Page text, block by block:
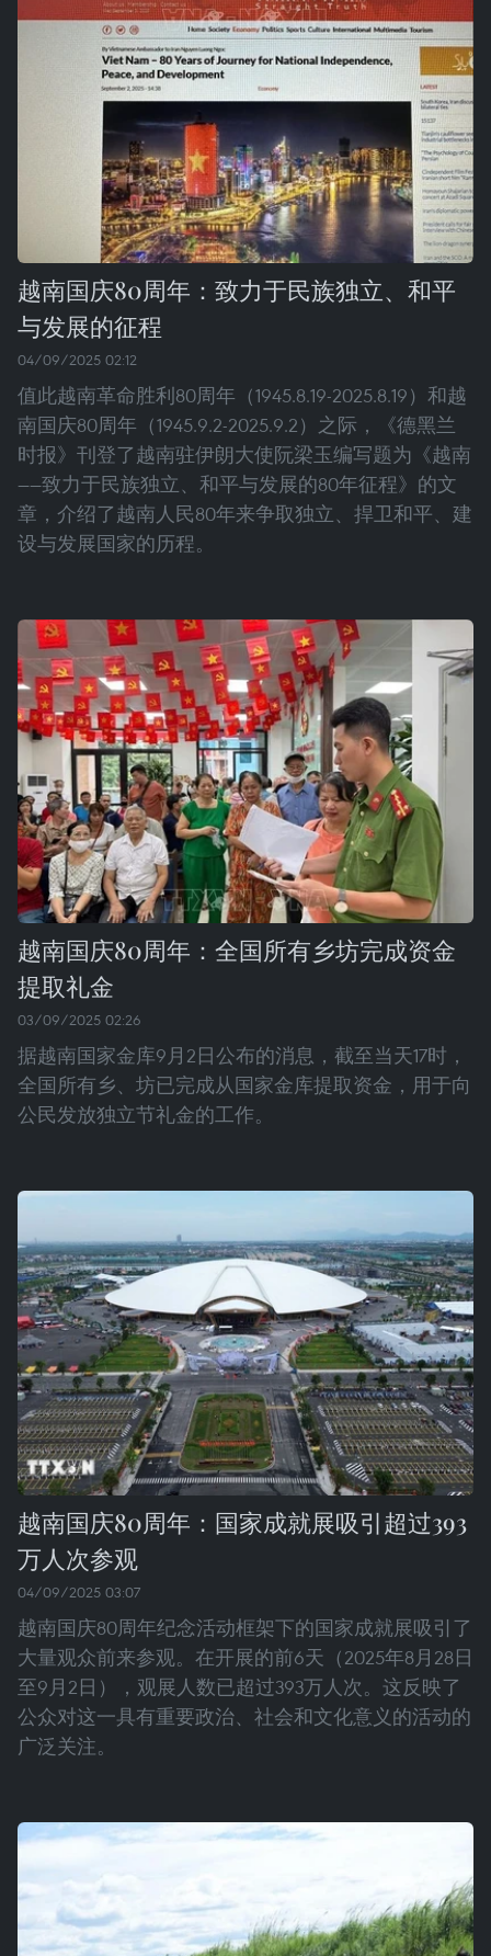
越南国庆80周年：致力于民族独立、和平
与发展的征程
04/09/2025 02:12
值此越南革命胜利80周年（1945.8.19-2025.8.19）和越
南国庆80周年（1945.9.2-2025.9.2）之际，《德黑兰
时报》刊登了越南驻伊朗大使阮梁玉编写题为《越南
——致力于民族独立、和平与发展的80年征程》的文
章，介绍了越南人民80年来争取独立、捍卫和平、建
设与发展国家的历程。
越南国庆80周年：全国所有乡坊完成资金
提取礼金
03/09/2025 02:26
据越南国家金库9月2日公布的消息，截至当天17时，
全国所有乡、坊已完成从国家金库提取资金，用于向
公民发放独立节礼金的工作。
越南国庆80周年：国家成就展吸引超过393
万人次参观
04/09/2025 03:07
越南国庆80周年纪念活动框架下的国家成就展吸引了
大量观众前来参观。在开展的前6天（2025年8月28日
至9月2日），观展人数已超过393万人次。这反映了
公众对这一具有重要政治、社会和文化意义的活动的
广泛关注。